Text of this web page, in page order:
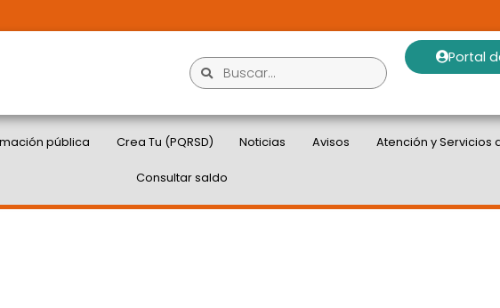
Portal
pública Crea Tu (PQRSD) Noticias Avisos Atención y Servicios
Consultar saldo